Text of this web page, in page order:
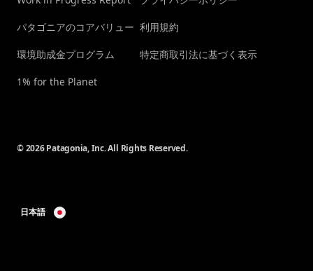
パタゴニアのコアバリュー
環境助成金プログラム
1% for the Planet
利用規約
特定商取引法に基づく表示
© 2026 Patagonia, Inc. All Rights Reserved.
日本語